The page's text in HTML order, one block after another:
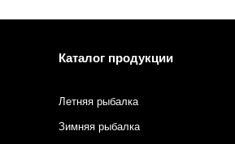
Каталог продукции
Летняя рыбалка
Зимняя рыбалка